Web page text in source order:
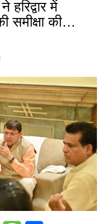
हरिद्वार में
समीक्षा की…